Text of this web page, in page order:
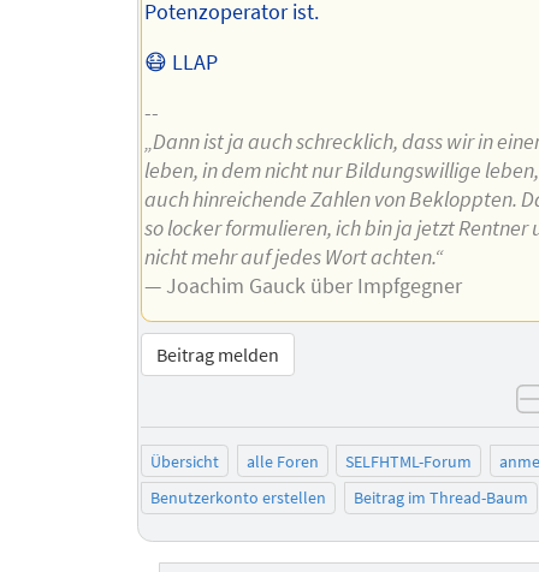
Potenzoperator ist.
😷 LLAP
--
„Dann ist ja auch schrecklich, dass wir in
leben, in dem nicht nur Bildungswillige
auch hinreichende Zahlen von Bekloppten.
so locker formulieren, ich bin ja jetzt Rentner
nicht mehr auf jedes Wort achten.“
— Joachim Gauck über Impfgegner
Beitrag melden
Übersicht alle Foren SELFHTML-Forum
Benutzerkonto erstellen
Beitrag im Thread-Baum